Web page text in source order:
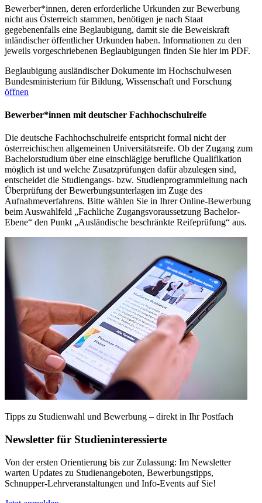
Bewerber*innen, deren erforderliche Urkunden zur Bewerbung
nicht aus Österreich stammen, benötigen je nach Staat
gegebenenfalls eine Beglaubigung, damit sie die Beweiskraft
inländischer öffentlicher Urkunden haben. Informationen zu den
jeweils vorgeschriebenen Beglaubigungen finden Sie hier im PDF.
Beglaubigung ausländischer Dokumente im Hochschulwesen
Bundesministerium für Bildung, Wissenschaft und Forschung
öffnen
Bewerber*innen mit deutscher Fachhochschulreife
Die deutsche Fachhochschulreife entspricht formal nicht der
österreichischen allgemeinen Universitätsreife. Ob der Zugang zum
Bachelorstudium über eine einschlägige berufliche Qualifikation
möglich ist und welche Zusatzprüfungen dafür abzulegen sind,
entscheidet die Studiengangs- bzw. Studienprogrammleitung nach
Überprüfung der Bewerbungsunterlagen im Zuge des
Aufnahmeverfahrens. Bitte wählen Sie in Ihrer Online-Bewerbung
beim Auswahlfeld „Fachliche Zugangsvoraussetzung Bachelor-
Ebene“ den Punkt „Ausländische beschränkte Reifeprüfung“ aus.
Tipps zu Studienwahl und Bewerbung – direkt in Ihr Postfach
Newsletter für Studieninteressierte
Von der ersten Orientierung bis zur Zulassung: Im Newsletter
warten Updates zu Studienangeboten, Bewerbungstipps,
Schnupper‑Lehrveranstaltungen und Info-Events auf Sie!